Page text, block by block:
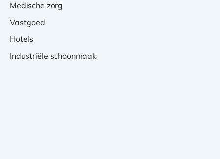
Medische zorg
Vastgoed
Hotels
Industriële schoonmaak